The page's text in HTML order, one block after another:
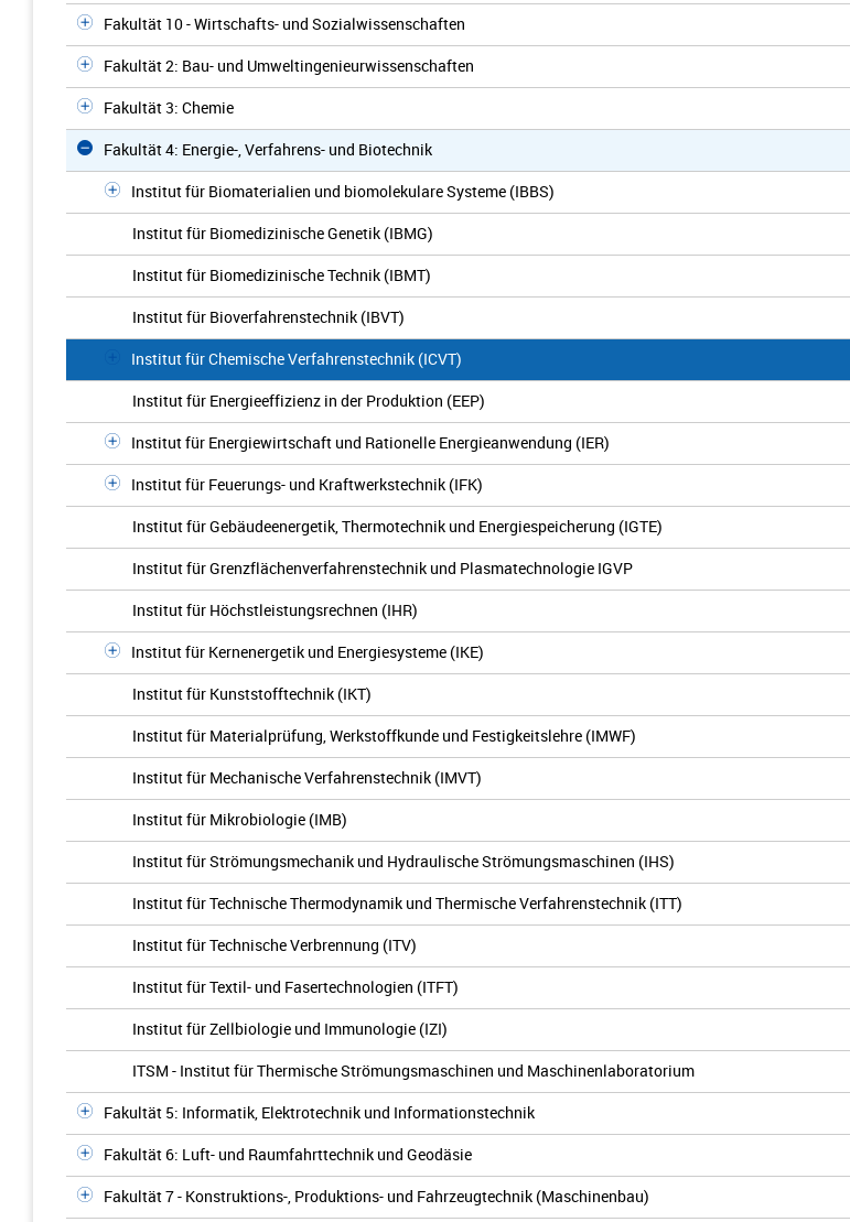
Fakultät 10 - Wirtschafts- und Sozialwissenschaften
Fakultät 2: Bau- und Umweltingenieurwissenschaften
Fakultät 3: Chemie
Fakultät 4: Energie-, Verfahrens- und Biotechnik
Institut für Biomaterialien und biomolekulare Systeme (IBBS)
Institut für Biomedizinische Genetik (IBMG)
Institut für Biomedizinische Technik (IBMT)
Institut für Bioverfahrenstechnik (IBVT)
Institut für Chemische Verfahrenstechnik (ICVT)
Institut für Energieeffizienz in der Produktion (EEP)
Institut für Energiewirtschaft und Rationelle Energieanwendung (IER)
Institut für Feuerungs- und Kraftwerkstechnik (IFK)
Institut für Gebäudeenergetik, Thermotechnik und Energiespeicherung (IGTE)
Institut für Grenzflächenverfahrenstechnik und Plasmatechnologie IGVP
Institut für Höchstleistungsrechnen (IHR)
Institut für Kernenergetik und Energiesysteme (IKE)
Institut für Kunststofftechnik (IKT)
Institut für Materialprüfung, Werkstoffkunde und Festigkeitslehre (IMWF)
Institut für Mechanische Verfahrenstechnik (IMVT)
Institut für Mikrobiologie (IMB)
Institut für Strömungsmechanik und Hydraulische Strömungsmaschinen (IHS)
Institut für Technische Thermodynamik und Thermische Verfahrenstechnik (ITT)
Institut für Technische Verbrennung (ITV)
Institut für Textil- und Fasertechnologien (ITFT)
Institut für Zellbiologie und Immunologie (IZI)
ITSM - Institut für Thermische Strömungsmaschinen und Maschinenlaboratorium
Fakultät 5: Informatik, Elektrotechnik und Informationstechnik
Fakultät 6: Luft- und Raumfahrttechnik und Geodäsie
Fakultät 7 - Konstruktions-, Produktions- und Fahrzeugtechnik (Maschinenbau)